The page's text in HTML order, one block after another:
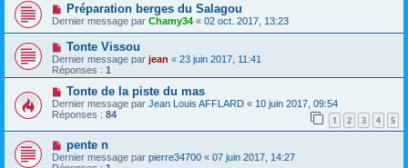
Préparation berges du Salagou
Dernier message par Chamy34 « 02 oct. 2017, 13:23
Tonte Vissou
Dernier message par jean « 23 juin 2017, 11:41
Réponses : 1
Tonte de la piste du mas
Dernier message par Jean Louis AFFLARD « 10 juin 2017, 09:54
Réponses : 84 1 2 3 4 5
pente n
Dernier message par pierre34700 « 07 juin 2017, 14:27